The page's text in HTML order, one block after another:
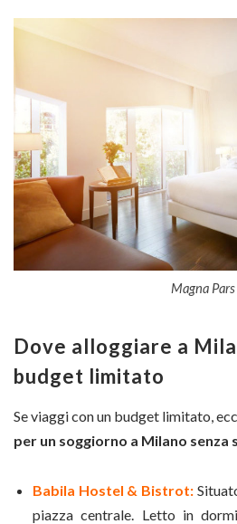
Magna Pars
Dove alloggiare a
budget limitato
Se viaggi con un budget limitato,
per un soggiorno a Milano
Babila Hostel & Bistrot:
piazza centrale. Letto in